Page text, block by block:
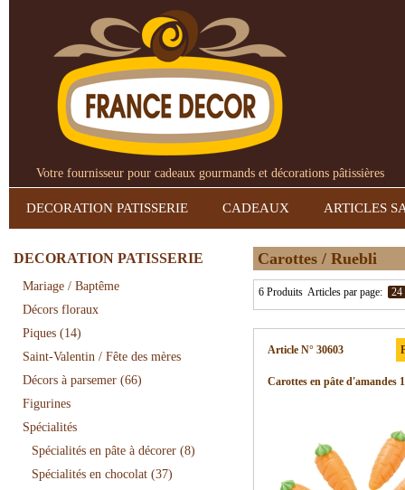
Votre fournisseur pour cadeaux gourmands et décorations pâtissières
DECORATION PATISSERIE CADEAUX ARTICLES
DECORATION PATISSERIE
Mariage / Baptême
Décors floraux
Piques (14)
Saint-Valentin / Fête des mères
Décors à parsemer (66)
Figurines
Spécialités
Spécialités en pâte à décorer (8)
Spécialités en chocolat (37)
Carottes / Ruebli
6 Produits Articles par page: 24
Article N° 30603
Carottes en pâte d'amandes